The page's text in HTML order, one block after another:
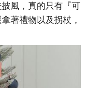
風，真的只有『可
著禮物以及拐杖，